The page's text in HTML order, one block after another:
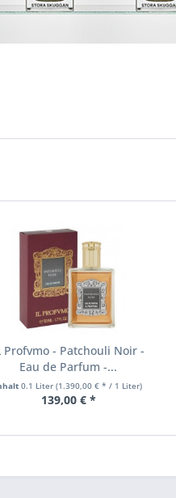
Profvmo - Patchouli Noir -
Eau de Parfum -...
0.1 Liter(1.390,00 € * / 1 Liter)
139,00 € *